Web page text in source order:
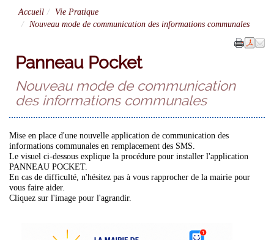
Accueil
Vie Pratique
Nouveau mode de communication des informations communales
Panneau Pocket
Nouveau mode de communication
des informations communales
Mise en place d'une nouvelle application de communication des
informations communales en remplacement des SMS.
Le visuel ci-dessous explique la procédure pour installer l'application
PANNEAU POCKET.
En cas de difficulté, n'hésitez pas à vous rapprocher de la mairie pour
vous faire aider.
Cliquez sur l'image pour l'agrandir.